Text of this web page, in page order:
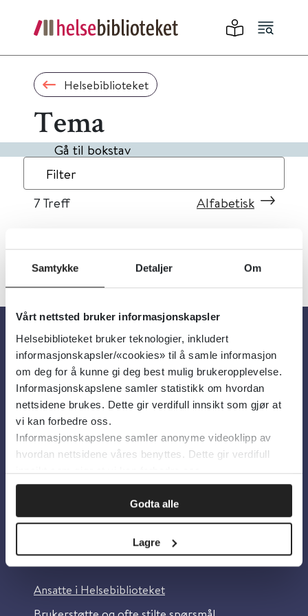
Samtykke Detaljer Om
Vårt nettsted bruker informasjonskapsler
Helsebiblioteket bruker teknologier, inkludert
informasjonskapsler/«cookies» til å samle informasjon
om deg for å kunne gi deg best mulig brukeropplevelse.
Informasjonskapslene samler statistikk om hvordan
nettsidene brukes. Dette gir verdifull innsikt som gjør at
vi kan forbedre oss.
Informasjonskapslene samler anonyme videoklipp av
hvordan nettsidene våres benyttes. Dette gir verdifull
innsikt som gjør at vi kan forbedre oss.
Godta alle
Lagre
Helsebiblioteket
Tema
Gå til bokstav
Filter
7Treff Alfabetisk
Om oss
Om Helsebiblioteket
Personvern og informasjonskapsler
Tilgjengelighetserklæring
Information in English
Ansatte i Helsebiblioteket